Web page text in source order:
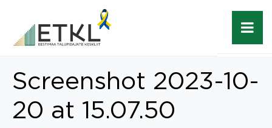
Screenshot 2023-10-
20 at 15.07.50